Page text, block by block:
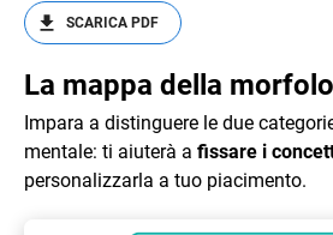
SCARICA PDF
La mappa della
Impara a distinguere le due
mentale: ti aiuterà a fissare i
personalizzarla a tuo piacimento.